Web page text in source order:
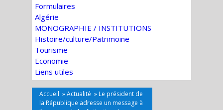
Formulaires
Algérie
MONOGRAPHIE / INSTITUTIONS
Histoire/culture/Patrimoine
Tourisme
Economie
Liens utiles
Accueil »Actualité » Le président de
la République adresse un message à